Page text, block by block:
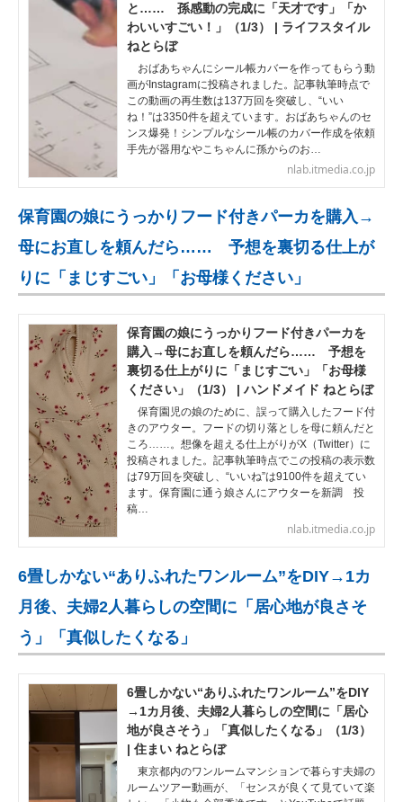
と…… 孫感動の完成に「天才です」「か
わいいすごい！」（1/3） | ライフスタイル
ねとらぼ
おばあちゃんにシール帳カバーを作ってもらう動
画がInstagramに投稿されました。記事執筆時点で
この動画の再生数は137万回を突破し、“いい
ね！”は3350件を超えています。おばあちゃんのセ
ンス爆発！シンプルなシール帳のカバー作成を依頼
手先が器用なやこちゃんに孫からのお…
nlab.itmedia.co.jp
保育園の娘にうっかりフード付きパーカを購入→
母にお直しを頼んだら…… 予想を裏切る仕上が
りに「まじすごい」「お母様ください」
保育園の娘にうっかりフード付きパーカを
購入→母にお直しを頼んだら…… 予想を
裏切る仕上がりに「まじすごい」「お母様
ください」（1/3） | ハンドメイド ねとらぼ
保育園児の娘のために、誤って購入したフード付
きのアウター。フードの切り落としを母に頼んだと
ころ……。想像を超える仕上がりがX（Twitter）に
投稿されました。記事執筆時点でこの投稿の表示数
は79万回を突破し、“いいね”は9100件を超えてい
ます。保育園に通う娘さんにアウターを新調 投
稿…
nlab.itmedia.co.jp
6畳しかない“ありふれたワンルーム”をDIY→1カ
月後、夫婦2人暮らしの空間に「居心地が良さそ
う」「真似したくなる」
6畳しかない“ありふれたワンルーム”をDIY
→1カ月後、夫婦2人暮らしの空間に「居心
地が良さそう」「真似したくなる」（1/3）
| 住まい ねとらぼ
東京都内のワンルームマンションで暮らす夫婦の
ルームツアー動画が、「センスが良くて見ていて楽